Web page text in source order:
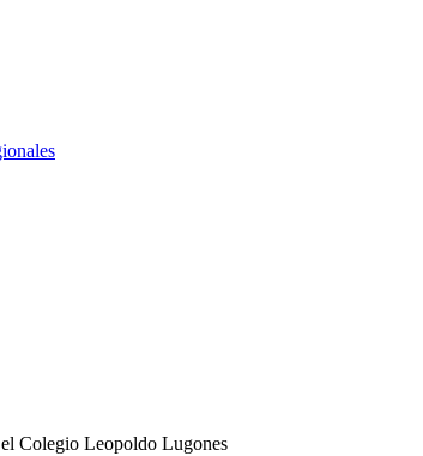
Colegio Leopoldo Lugones